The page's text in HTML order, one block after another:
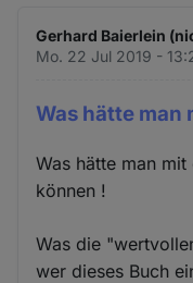
Gerhard Baierlein
Mo. 22 Jul 2019 -
Was hätte man
Was hätte man
können !
Was die
wer dieses Buch